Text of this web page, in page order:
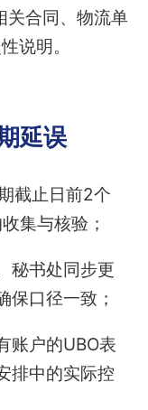
关合同、物流单
说明。
延误
截止日前2个
集与核验；
秘书处同步更
保口径一致；
账户的UBO表
排中的实际控